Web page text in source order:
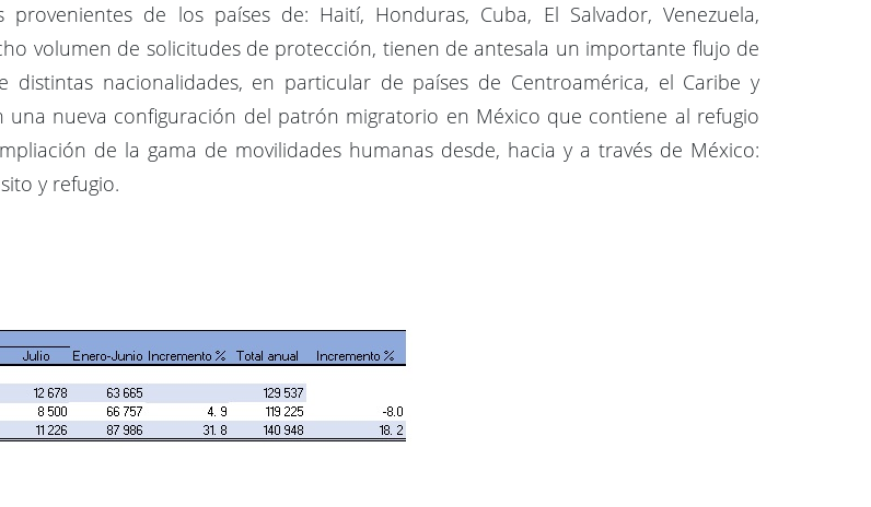
de los países de: Haití, Honduras, Cuba, El Salvador, Venezuela,
volumen de solicitudes de protección, tienen de antesala un importante flujo de
nacionalidades, en particular de países de Centroamérica, el Caribe y
nueva configuración del patrón migratorio en México que contiene al refugio
de la gama de movilidades humanas desde, hacia y a través de México:
y refugio.